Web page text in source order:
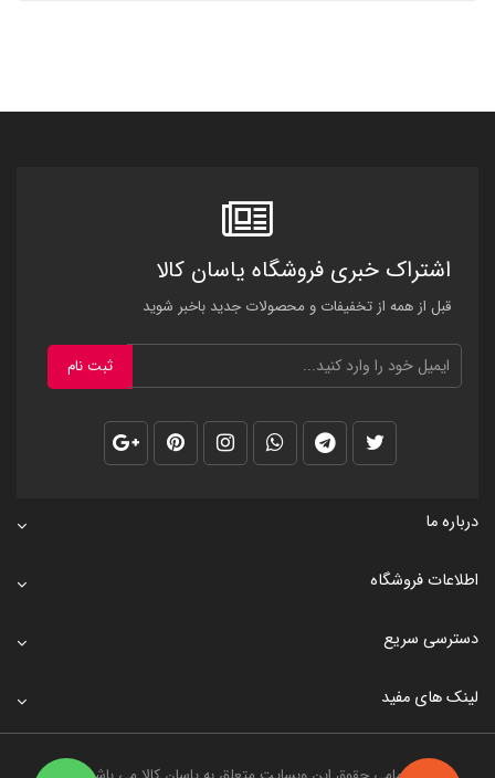
اشتراک خبری فروشگاه یاسان کالا
قبل از همه از تخفیفات و محصولات جدید باخبر شوید
ثبت نام
درباره ما
اطلاعات فروشگاه
دسترسی سریع
لینک های مفید